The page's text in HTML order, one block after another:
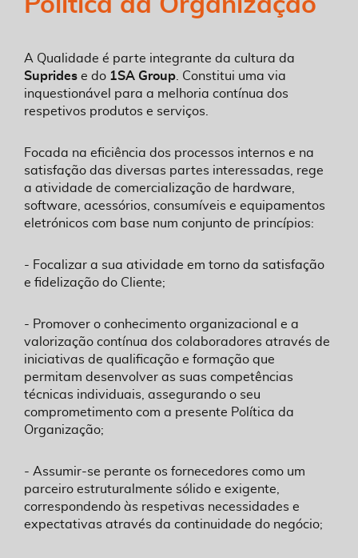
A Qualidade é parte integrante da cultura da
Suprides e do 1SA Group . Constitui uma via
inquestionável para a melhoria contínua dos
respetivos produtos e serviços.
Focada na eficiência dos processos internos e na
satisfação das diversas partes interessadas, rege
a atividade de comercialização de hardware,
software, acessórios, consumíveis e equipamentos
eletrónicos com base num conjunto de princípios:
- Focalizar a sua atividade em torno da satisfação
e fidelização do Cliente;
- Promover o conhecimento organizacional e a
valorização contínua dos colaboradores através de
iniciativas de qualificação e formação que
permitam desenvolver as suas competências
técnicas individuais, assegurando o seu
comprometimento com a presente Política da
Organização;
- Assumir-se perante os fornecedores como um
parceiro estruturalmente sólido e exigente,
correspondendo às respetivas necessidades e
expectativas através da continuidade do negócio;